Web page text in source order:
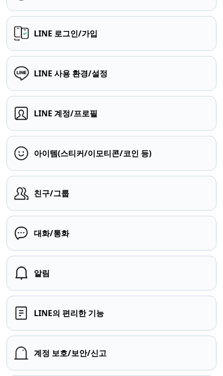
LINE 로그인/가입
LINE 사용 환경/설정
LINE 계정/프로필
아이템(스티커/이모티콘/코인 등)
친구/그룹
대화/통화
알림
LINE의 편리한 기능
계정 보호/보안/신고